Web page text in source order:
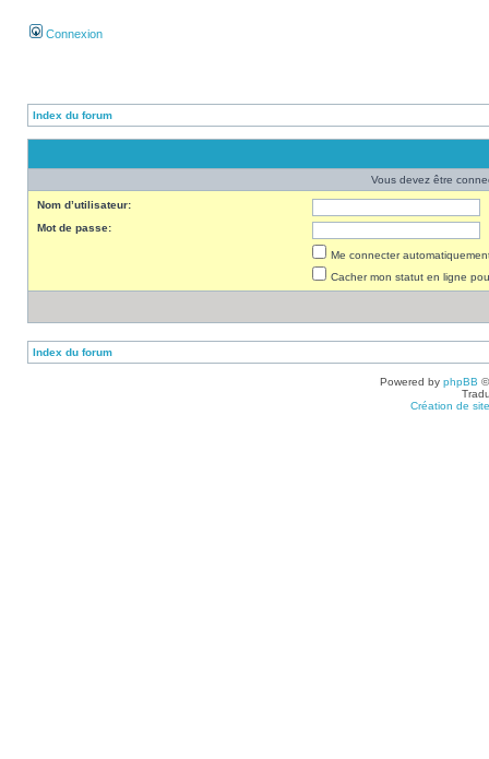
Connexion
Index du forum
Vous devez être
Nom d’utilisateur:
Mot de passe:
Me connecter
Cacher mon statut en ligne
Index du forum
Powered by phpBB
Création de